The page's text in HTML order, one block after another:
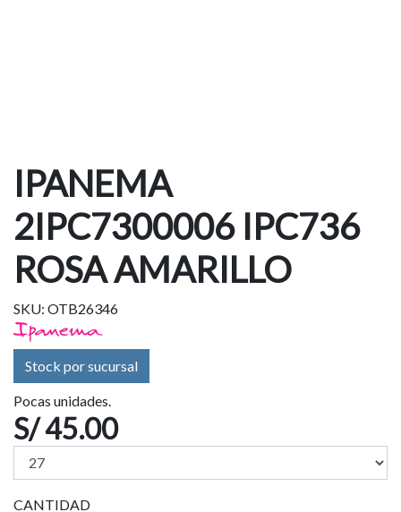
IPANEMA
2IPC7300006 IPC736
ROSA AMARILLO
SKU: OTB26346
Stock por sucursal
Pocas unidades.
S/ 45.00
CANTIDAD